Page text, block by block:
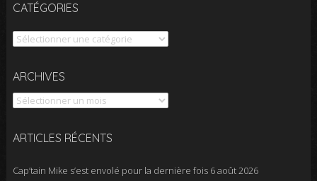
CATÉGORIES
Catégories
ARCHIVES
Archives
ARTICLES RÉCENTS
Cap’tain Mike s’est envolé pour la dernière fois 6 août 2026